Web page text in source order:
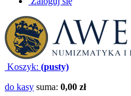
Koszyk: (pusty)
do kasy suma: 0,00 zł